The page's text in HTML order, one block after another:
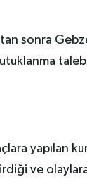
sonra
yapılan
ve olaylara